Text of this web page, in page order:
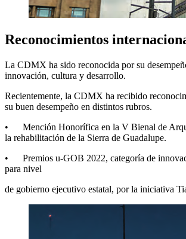
Reconocimientos
La CDMX ha sido reconocida por su
innovación, cultura y desarrollo.
Recientemente, la CDMX ha recibido
su buen desempeño en distintos rubros.
• Mención Honorífica en la V Bienal de
la rehabilitación de la Sierra de Guadalupe.
• Premios u-GOB 2022, categoría de
para nivel
de gobierno ejecutivo estatal, por la iniciativa